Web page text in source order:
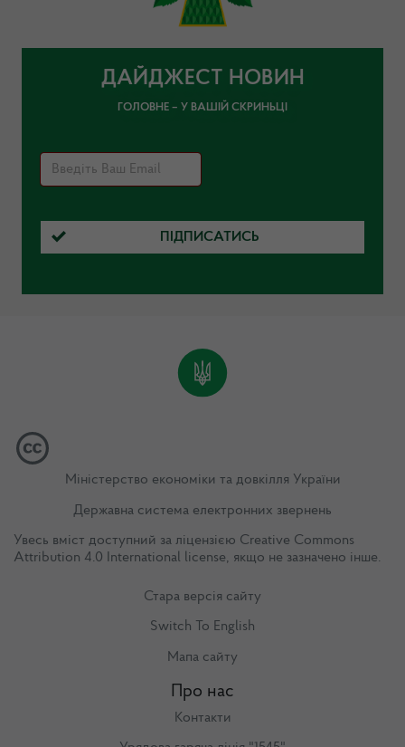
ДАЙДЖЕСТ НОВИН
ГОЛОВНЕ – У ВАШІЙ СКРИНЬЦІ
ПІДПИСАТИСЬ
Міністерство економіки та довкілля України
Державна система електронних звернень
Увесь вміст доступний за ліцензією Creative Commons
Attribution 4.0 International license, якщо не зазначено інше.
Стара версія сайту
Switch To English
Мапа сайту
Про нас
Контакти